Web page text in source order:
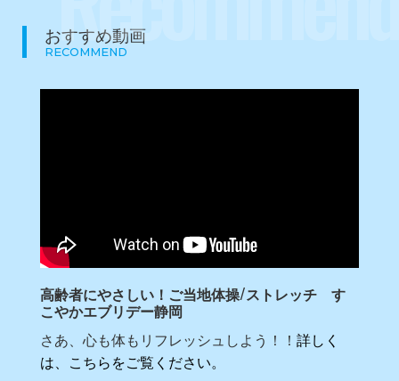
おすすめ動画
RECOMMEND
高齢者にやさしい！ご当地体操/ストレッチ す
こやかエブリデー静岡
さあ、心も体もリフレッシュしよう！！ 詳しく
は、こちらをご覧ください。